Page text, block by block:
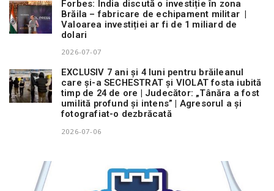
Forbes: India discută o investiție în zona
Brăila – fabricare de echipament militar |
Valoarea investiției ar fi de 1 miliard de
dolari
2026-07-07
EXCLUSIV 7 ani și 4 luni pentru brăileanul
care și-a SECHESTRAT și VIOLAT fosta iubită
timp de 24 de ore | Judecător: „Tânăra a fost
umilită profund și intens” | Agresorul a și
fotografiat-o dezbrăcată
2026-07-06